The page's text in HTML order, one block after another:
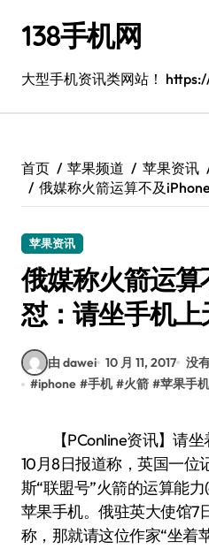
138手机网
大型手机资讯类网站！
首页 苹果频道 苹果资讯
俄媒称火箭运算不及
苹果资讯
俄媒称火箭运
怼：请坐手机上
由 dawei 10 月 11, 2017 没
#iphone #手机 #火箭 #苹果手
【PConline资讯】请坐着苹果手机去太空吧”，
10月8日报道称，英国一位
斯“联盟号”火箭的运算能
苹果手机。俄驻英大使馆7
称，那就请这位作家“坐着